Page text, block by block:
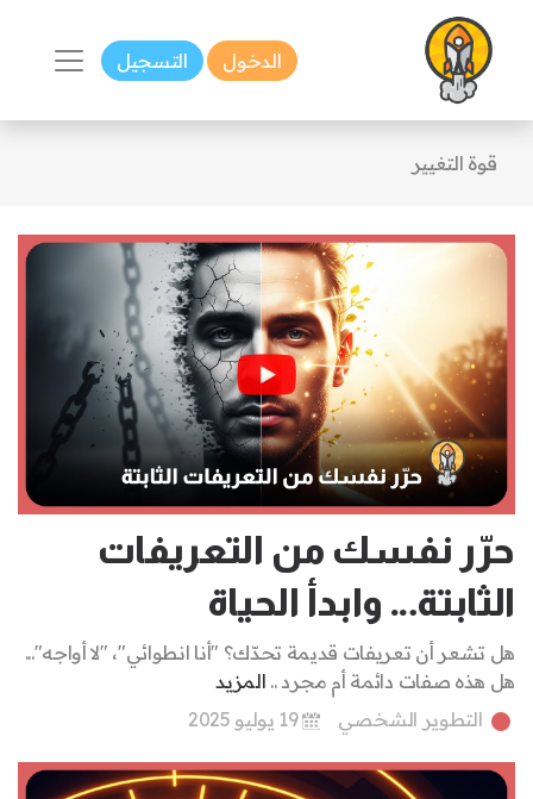
الدخول التسجيل
قوة التغيير
حرّر نفسك من التعريفات
الثابتة… وابدأ الحياة
هل تشعر أن تعريفات قديمة تحدّك؟ "أنا انطوائي"، "لا أواجه"...
هل هذه صفات دائمة أم مجرد .. المزيد
التطوير الشخصي
19 يوليو 2025